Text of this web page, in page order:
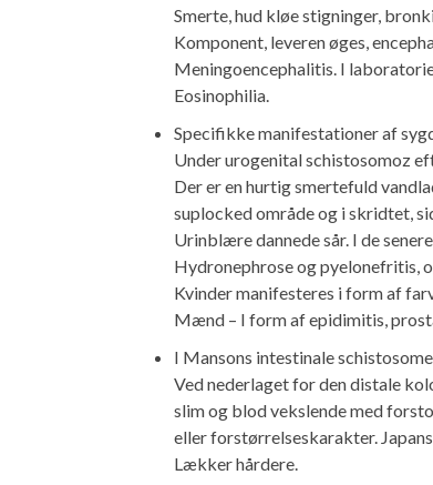
Smerte, hud kløe stigninger,
Komponent, leveren øges,
Meningoencephalitis. I
Eosinophilia.
Specifikke manifestationer af
Under urogenital schistosomoz
Der er en hurtig smertefuld
suplocked område og i skridtet,
Urinblære dannede sår. I de
Hydronephrose og pyelonefritis,
Kvinder manifesteres i form af
Mænd – I form af epidimitis,
I Mansons intestinale
Ved nederlaget for den distale
slim og blod vekslende med
eller forstørrelseskarakter.
Lækker hårdere.